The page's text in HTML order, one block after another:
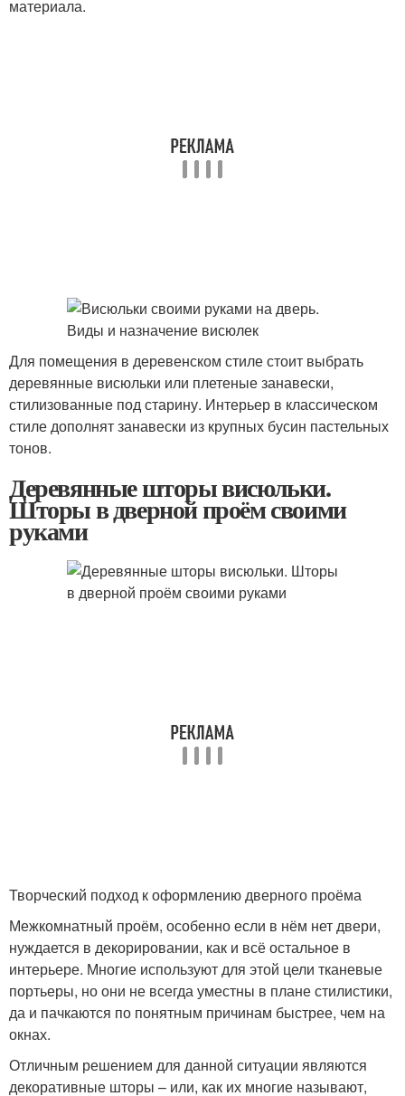
материала.
Для помещения в деревенском стиле стоит выбрать
деревянные висюльки или плетеные занавески,
стилизованные под старину. Интерьер в классическом
стиле дополнят занавески из крупных бусин пастельных
тонов.
Деревянные шторы висюльки.
Шторы в дверной проём своими
руками
Творческий подход к оформлению дверного проёма
Межкомнатный проём, особенно если в нём нет двери,
нуждается в декорировании, как и всё остальное в
интерьере. Многие используют для этой цели тканевые
портьеры, но они не всегда уместны в плане стилистики,
да и пачкаются по понятным причинам быстрее, чем на
окнах.
Отличным решением для данной ситуации являются
декоративные шторы – или, как их многие называют,